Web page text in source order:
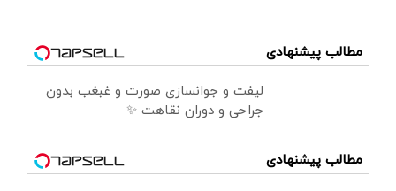
مطالب پیشنهادی
لیفت و جوانسازی صورت و غبغب بدون
جراحی و دوران نقاهت ✨
مطالب پیشنهادی